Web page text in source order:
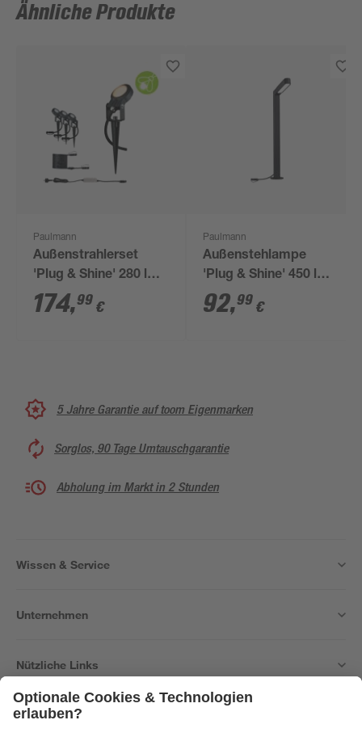
Ähnliche Produkte
Paulmann
Außenstrahlerset
'Plug & Shine' 280 lm
warmweiß IP 67 Ø 5,2
x 29 cm 3 Stück
174,99 €
Paulmann
Außenstehlampe
'Plug & Shine' 450 lm
warmweiß IP 65 4,7 x
110,3 cm
92,99 €
5 Jahre Garantie auf toom Eigenmarken
Sorglos, 90 Tage Umtauschgarantie
Abholung im Markt in 2 Stunden
Wissen & Service
Unternehmen
Nützliche Links